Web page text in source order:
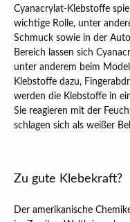
Cyanacrylat-Klebstoffe
wichtige Rolle, unter
Schmuck sowie in der
Bereich lassen sich
unter anderem beim
Klebstoffe dazu,
werden die Klebstoffe in
Sie reagieren mit der
schlagen sich als weißer
Zu gute Klebekraft?
Der amerikanische